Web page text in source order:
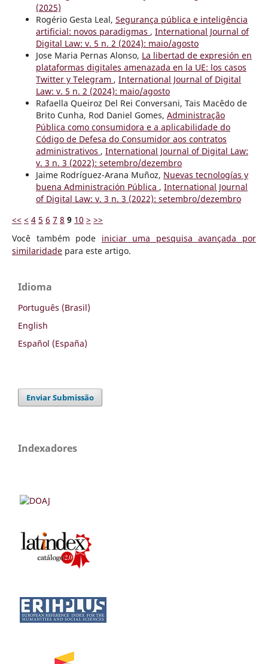
(2025)
Rogério Gesta Leal, Segurança pública e inteligência
artificial: novos paradigmas , International Journal of
Digital Law: v. 5 n. 2 (2024): maio/agosto
Jose Maria Pernas Alonso, La libertad de expresión en
plataformas digitales amenazada en la UE: los casos
Twitter y Telegram , International Journal of Digital
Law: v. 5 n. 2 (2024): maio/agosto
Rafaella Queiroz Del Rei Conversani, Tais Macêdo de
Brito Cunha, Rod Daniel Gomes, Administração
Pública como consumidora e a aplicabilidade do
Código de Defesa do Consumidor aos contratos
administrativos , International Journal of Digital Law:
v. 3 n. 3 (2022): setembro/dezembro
Jaime Rodríguez-Arana Muñoz, Nuevas tecnologías y
buena Administración Pública , International Journal
of Digital Law: v. 3 n. 3 (2022): setembro/dezembro
<< < 4 5 6 7 8 9 10 > >>
Você também pode iniciar uma pesquisa avançada por
similaridadepara este artigo.
Idioma
Português (Brasil)
English
Español (España)
Enviar Submissão
Indexadores